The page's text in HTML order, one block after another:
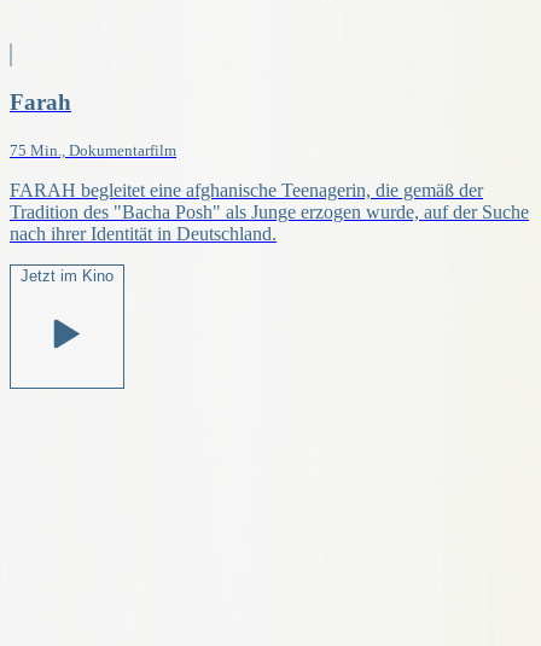
Farah
75 Min., Dokumentarfilm
FARAH begleitet eine afghanische Teenagerin, die gemäß der
Tradition des "Bacha Posh" als Junge erzogen wurde, auf der Suche
nach ihrer Identität in Deutschland.
Jetzt im Kino